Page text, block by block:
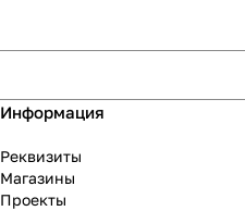
Информация
Реквизиты
Магазины
Проекты